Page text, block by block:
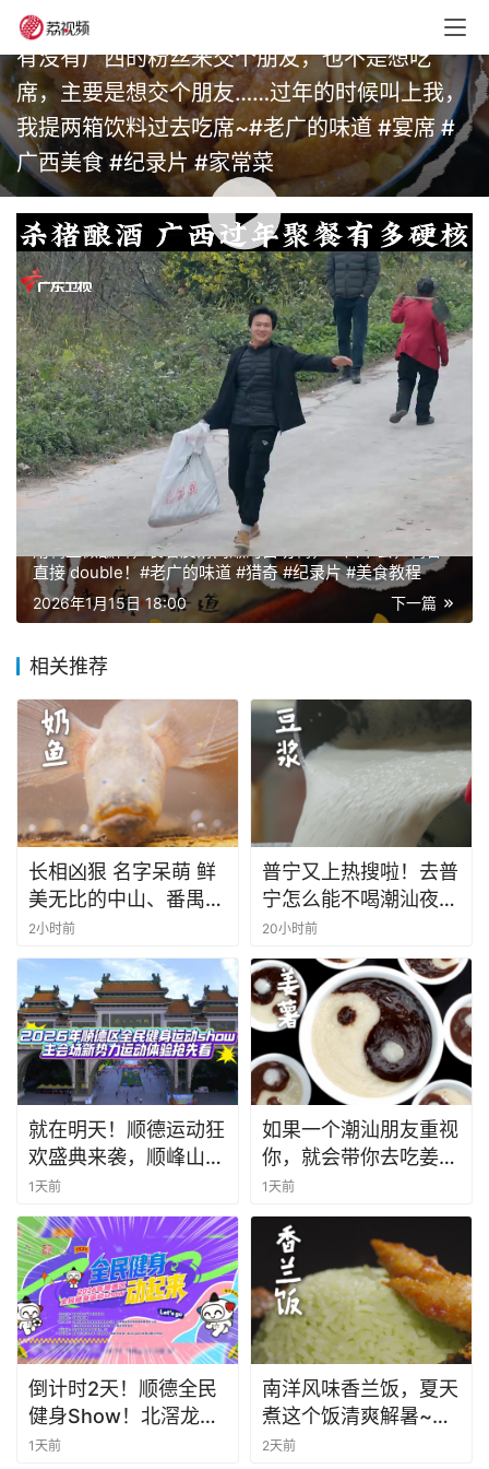
有没有广西的粉丝来交个朋友，也不是想吃
席，主要是想交个朋友……过年的时候叫上我，
我提两箱饮料过去吃席~#老广的味道 #宴席 #
广西美食 #纪录片 #家常菜
00:00 / 03:09
赞(0)
生成海报
中越边境特色小吃屈头蛋，源头的蛋是怎么来的？#老广的
味道 #猎奇 #前方高能 #美食教程 #纪录片
上一篇 2026年1月14日 18:00
用鸭血做蘸料，裹着皮滑肉嫩的白切鸭，一口下去，鸭香
直接 double！#老广的味道 #猎奇 #纪录片 #美食教程
下一篇
2026年1月15日 18:00
相关推荐
长相凶狠 名字呆萌 鲜
美无比的中山、番禺特
色~#老广的味道 #纪
录片 #家常菜 #
2小时前
普宁又上热搜啦！去普
宁怎么能不喝潮汕夜豆
浆呢~#潮汕美食 #普
宁 #老广的味道 #
20小时前
就在明天！顺德运动狂
欢盛典来袭，顺峰山公
园等你来战！
1天前
如果一个潮汕朋友重视
你，就会带你去吃姜
薯。@我的潮汕朋友，
问问他为什么没带我去
吃姜薯。#潮汕美食 #
纪录片 #老广的味道 #
1天前
倒计时2天！顺德全民
健身Show！北滘龙江
联动燃爆全城
1天前
南洋风味香兰饭，夏天
煮这个饭清爽解暑~赶
快学起来吧~#全世界
2天前